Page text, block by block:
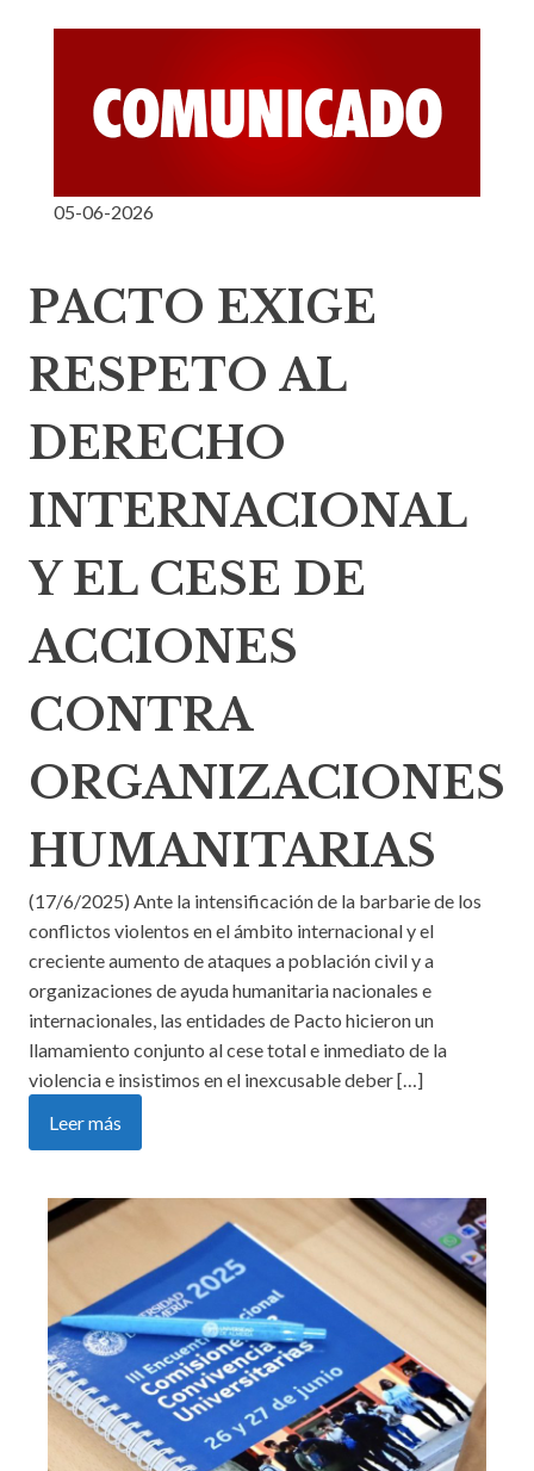
05-06-2026
PACTO EXIGE
RESPETO AL
DERECHO
INTERNACIONAL
Y EL CESE DE
ACCIONES
CONTRA
ORGANIZACIONES
HUMANITARIAS
(17/6/2025) Ante la intensificación de la barbarie de los
conflictos violentos en el ámbito internacional y el
creciente aumento de ataques a población civil y a
organizaciones de ayuda humanitaria nacionales e
internacionales, las entidades de Pacto hicieron un
llamamiento conjunto al cese total e inmediato de la
violencia e insistimos en el inexcusable deber […]
Leer más